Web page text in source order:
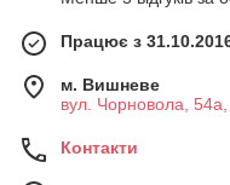
Працює з
м. Вишневе
вул. Чорновола,
Контакти